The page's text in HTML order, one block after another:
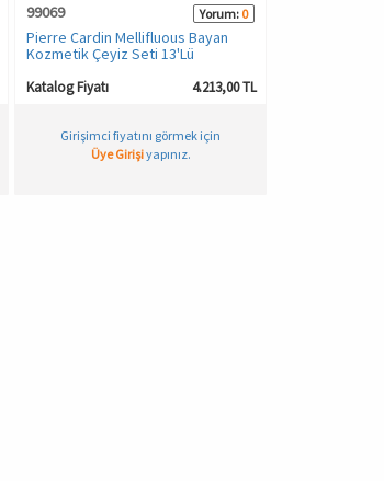
99069 Yorum: 0
Pierre Cardin Mellifluous Bayan
Kozmetik Çeyiz Seti 13'Lü
Katalog Fiyatı 4.213,00 TL
Girişimci fiyatını görmek için
Üye Girişiyapınız.